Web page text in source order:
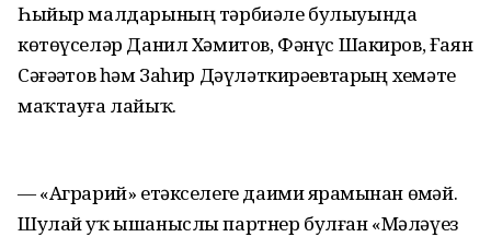
Һыйыр малдарының тәрбиәле булыуында
көтөүселәр Данил Хәмитов, Фәнүс Шакиров, Ғаян
Сәғәҙәтов һәм Заһир Дәүләткирәевтарҙың хеҙмәте
маҡтауға лайыҡ.
— «Аграрий» етәкселеге даими ярҙамынан өҙмәй.
Шулай уҡ ышаныслы партнер булған «Мәләүез